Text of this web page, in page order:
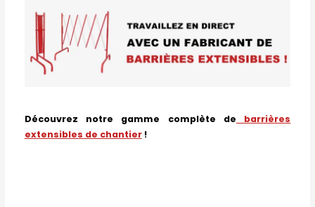
Découvrez notre gamme complète de barrières
extensibles de chantier!